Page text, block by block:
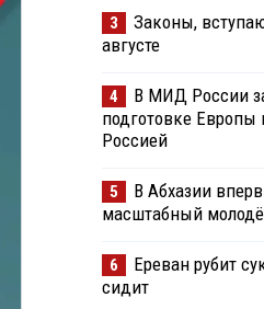
3
Законы,
августе
4
В МИД России
подготовке Европы
Россией
5
В Абхазии
масштабный
6
Ереван рубит
сидит